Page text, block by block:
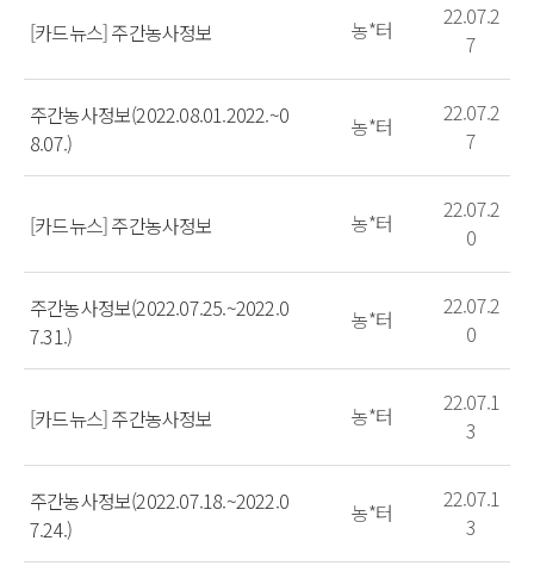
[카드뉴스] 주간농사정보 농*터
22.07.2
7
주간농사정보(2022.08.01.2022.~0
8.07.)
농*터
22.07.2
7
[카드뉴스] 주간농사정보 농*터
22.07.2
0
주간농사정보(2022.07.25.~2022.0
7.31.)
농*터
22.07.2
0
[카드뉴스] 주간농사정보 농*터
22.07.1
3
주간농사정보(2022.07.18.~2022.0
7.24.)
농*터
22.07.1
3